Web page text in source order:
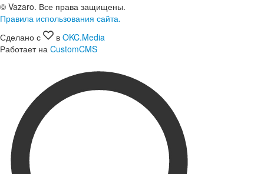
© Vazaro. Все права защищены.
Правила использования сайта.
Сделано с
в OKC.Media
Работает на CustomCMS